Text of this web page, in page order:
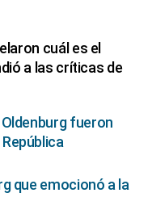
cuál es el
a las críticas de
fueron
que emocionó a la